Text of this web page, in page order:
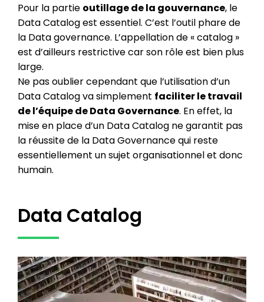
Pour la partie outillage de la gouvernance, le
Data Catalog est essentiel. C’est l’outil phare de
la Data governance. L’appellation de « catalog »
est d’ailleurs restrictive car son rôle est bien plus
large.
Ne pas oublier cependant que l’utilisation d’un
Data Catalog va simplement faciliter le travail
de l’équipe de Data Governance. En effet, la
mise en place d’un Data Catalog ne garantit pas
la réussite de la Data Governance qui reste
essentiellement un sujet organisationnel et donc
humain.
Data Catalog